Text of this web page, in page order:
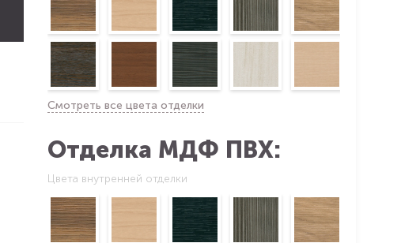
Смотреть все цвета отделки
Отделка МДФ ПВХ:
Цвета внутренней отделки